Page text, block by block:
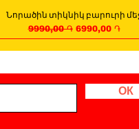
Quick View
Նորածին տիկնիկ բարուրի
Regular Price
9990,00 ֏ Sale Price
6990,00 ֏
ОК